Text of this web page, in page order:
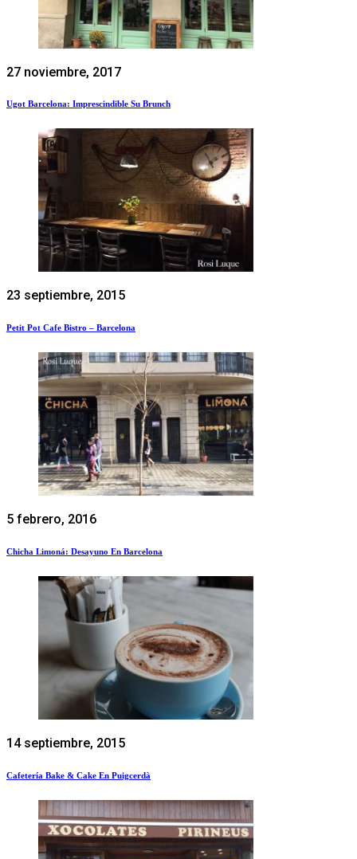
27 noviembre, 2017
Ugot Barcelona: Imprescindible Su Brunch
23 septiembre, 2015
Petit Pot Cafe Bistro – Barcelona
5 febrero, 2016
Chicha Limoná: Desayuno En Barcelona
14 septiembre, 2015
Cafetería Bake & Cake En Puigcerdà